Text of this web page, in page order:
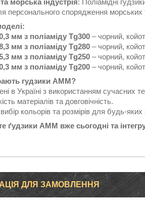
морська індустрія: Поліамідні
персонального спорядження морських
мм з поліаміду Tg300 – чорний,
мм з поліаміду Tg280 – чорний,
мм з поліаміду Tg250 – чорний,
мм з поліаміду Tg200 – чорний,
гудзики AMM?
в Україні з використанням сучасних
матеріалів та довговічність.
кольорів та розмірів для будь-яких
ґудзики AMM вже сьогодні та
ДЛЯ ЗАМОВЛЕННЯ